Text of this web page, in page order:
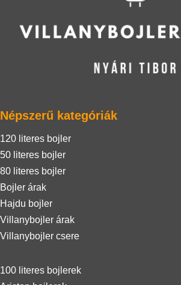
Népszerű kategóriák
120 literes bojler
50 literes bojler
80 literes bojler
Bojler árak
Hajdu bojler
Villanybojler árak
Villanybojler csere
100 literes bojlerek